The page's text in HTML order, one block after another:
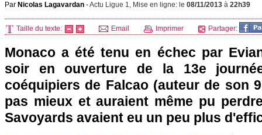
Par Nicolas Lagavardan -Actu Ligue 1, Mise en ligne: le 08/11/2013 à 22h39
Taille du texte: Email Imprimer Partager:
Monaco a été tenu en échec par
soir en ouverture de la 13e
coéquipiers de Falcao (auteur de son
pas mieux et auraient même pu
Savoyards avaient eu un peu plus